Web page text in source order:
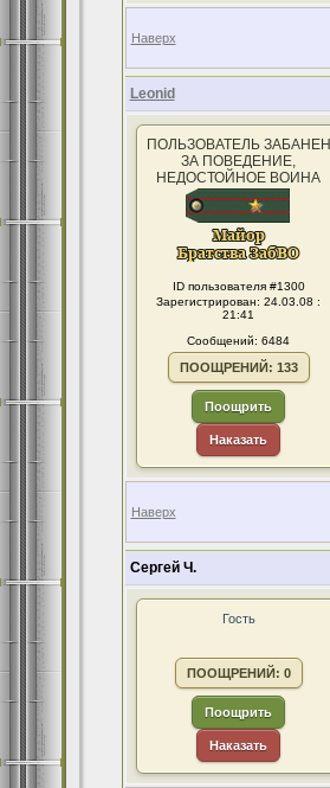
Наверх
Leonid
ПОЛЬЗОВАТЕЛЬ ЗАБАНЕН
ЗА ПОВЕДЕНИЕ,
НЕДОСТОЙНОЕ ВОИНА
ID пользователя #1300
Зарегистрирован: 24.03.08 :
21:41
Сообщений: 6484
ПООЩРЕНИЙ: 133
Поощрить
Наказать
Наверх
Сергей Ч.
Гость
ПООЩРЕНИЙ: 0
Поощрить
Наказать